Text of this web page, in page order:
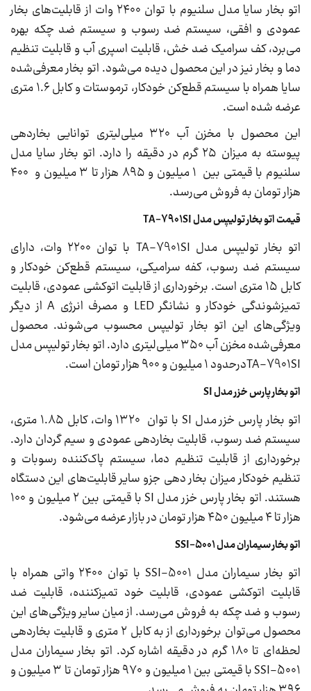
اتو بخار سایا مدل سلنیوم با توان ۲۴۰۰ وات از قابلیت‌های بخار
عمودی و افقی، سیستم ضد رسوب و سیستم ضد چکه بهره
می‌برد، کف سرامیک ضد خش، قابلیت اسپری آب و قابلیت تنظیم
دما و بخار نیز در این محصول دیده می‌شود. اتو بخار معرفی‌شده
سایا همراه با سیستم قطع‌کن خودکار، ترموستات و کابل ۱.۶ متری
عرضه شده است.
این محصول با مخزن آب ۳۲۰ میلی‌لیتری توانایی بخاردهی
پیوسته به میزان ۲۵ گرم در دقیقه را دارد. اتو بخار سایا مدل
سلنیوم با قیمتی بین ۱ میلیون و ۸۹۵ هزار تا ۳ میلیون و ۴۰۰
هزار تومان به فروش می‌رسد.
قیمت اتو بخار تولیپس مدل TA-7901SI
اتو بخار تولیپس مدل TA-7901SI با توان ۲۲۰۰ وات، دارای
سیستم ضد رسوب، کفه سرامیکی، سیستم قطع‌کن خودکار و
کابل ۱۵ متری است. برخورداری از قابلیت اتوکشی عمودی، قابلیت
تمیزشوندگی خودکار و نشانگر LED و مصرف انرژی A از دیگر
ویژگی‌های این اتو بخار تولیپس محسوب می‌شوند. محصول
معرفی‌شده مخزن آب ۳۵۰ میلی‌لیتری دارد. اتو بخار تولیپس مدل
TA-7901SIدرحدود ۱ میلیون و ۹۰۰ هزار تومان است.
اتو بخار پارس خزر مدل SI
اتو بخار پارس خزر مدل SI با توان ۱۳۲۰ وات، کابل ۱.۸۵ متری،
سیستم ضد رسوب، قابلیت بخاردهی عمودی و سیم گردان دارد.
برخورداری از قابلیت تنظیم دما، سیستم پاک‌کننده رسوبات و
تنظیم خودکار میزان بخار دهی جزو سایر قابلیت‌های این دستگاه
هستند. اتو بخار پارس خزر مدل SI با قیمتی بین ۲ میلیون و ۱۰۰
هزار تا ۴ میلیون ۴۵۰ هزار تومان در بازار عرضه می‌شود.
اتو بخار سیماران مدل SSI-5001
اتو بخار سیماران مدل SSI-5001 با توان ۲۴۰۰ واتی همراه با
قابلیت اتوکشی عمودی، قابلیت خود تمیزکننده، قابلیت ضد
رسوب و ضد چکه به فروش می‌رسد. از میان سایر ویژگی‌های این
محصول می‌توان برخورداری از به کابل ۲ متری و قابلیت بخاردهی
لحظه‌ای تا ۱۸۰ گرم در دقیقه اشاره کرد. اتو بخار سیماران مدل
SSI-5001 با قیمتی بین ۱ میلیون و ۹۷۰ هزار تومان تا ۳ میلیون و